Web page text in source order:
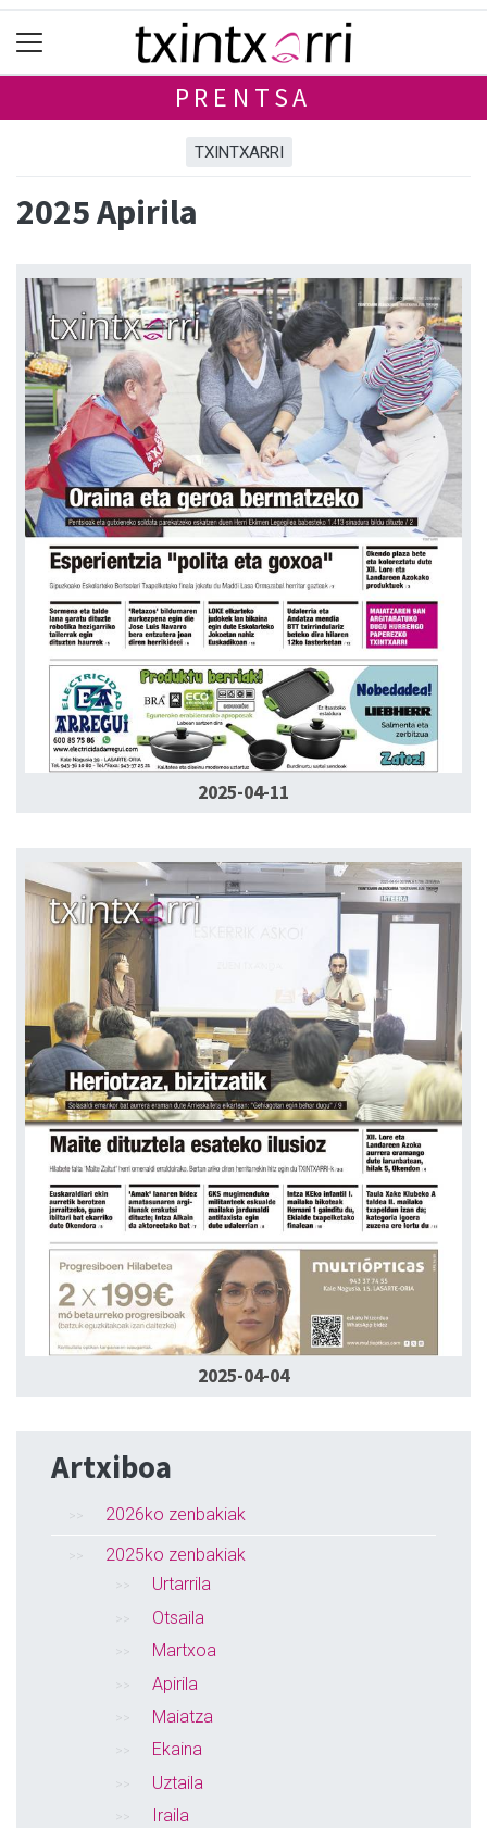
PRENTSA
TXINTXARRI
2025 Apirila
2025-04-11
2025-04-04
Artxiboa
2026ko zenbakiak
2025ko zenbakiak
Urtarrila
Otsaila
Martxoa
Apirila
Maiatza
Ekaina
Uztaila
Iraila